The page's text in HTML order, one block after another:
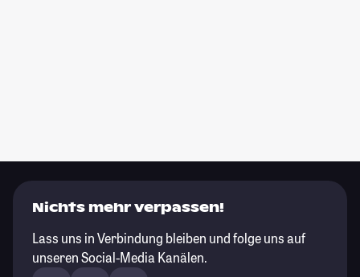
Nichts mehr verpassen!
Lass uns in Verbindung bleiben und folge uns auf
unseren Social-Media Kanälen.